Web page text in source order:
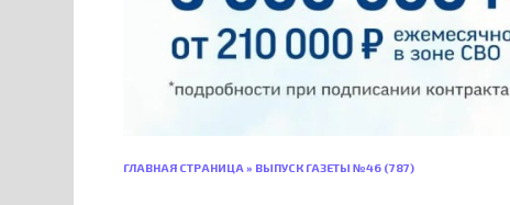
ГЛАВНАЯ СТРАНИЦА» ВЫПУСК ГАЗЕТЫ №46 (787)